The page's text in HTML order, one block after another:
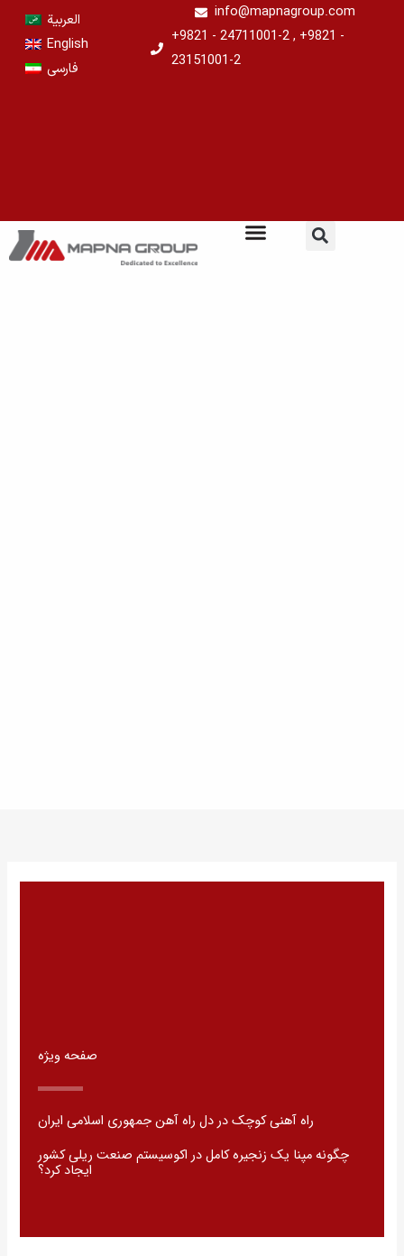
content
العربية
English
فارسی
info@mapnagroup.com
+9821 - 24711001-2 , +9821 -
23151001-2
صفحه ویژه
راه آهنی کوچک در دل راه آهن جمهوری اسلامی ایران
چگونه مپنا یک زنجیره کامل در اکوسیستم صنعت ریلی کشور
ایجاد کرد؟